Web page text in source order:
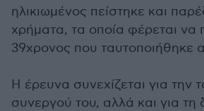
ηλικιωμένος πείστηκε και
χρήματα, τα οποία φέρεται να
39χρονος που ταυτοποιήθηκε
Η έρευνα συνεχίζεται για την
συνεργού του, αλλά και για τη